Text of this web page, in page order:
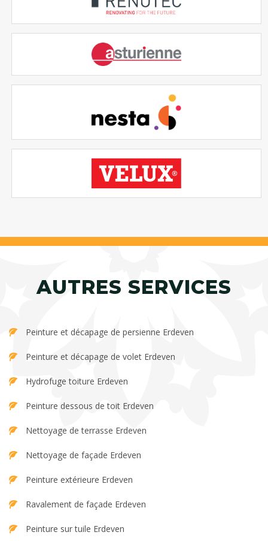
AUTRES SERVICES
Peinture et décapage de persienne Erdeven
Peinture et décapage de volet Erdeven
Hydrofuge toiture Erdeven
Peinture dessous de toit Erdeven
Nettoyage de terrasse Erdeven
Nettoyage de façade Erdeven
Peinture extérieure Erdeven
Ravalement de façade Erdeven
Peinture sur tuile Erdeven